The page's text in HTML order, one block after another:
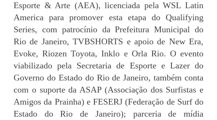
Esporte & Arte (AEA), licenciada pela WSL Latin
America para promover esta etapa do Qualifying
Series, com patrocínio da Prefeitura Municipal do
Rio de Janeiro, TVBSHORTS e apoio de New Era,
Evoke, Riozen Toyota, Inklo e Orla Rio. O evento
viabilizado pela Secretaria de Esporte e Lazer do
Governo do Estado do Rio de Janeiro, também conta
com o suporte da ASAP (Associação dos Surfistas e
Amigos da Prainha) e FESERJ (Federação de Surf do
Estado do Rio de Janeiro); parceria de mídia